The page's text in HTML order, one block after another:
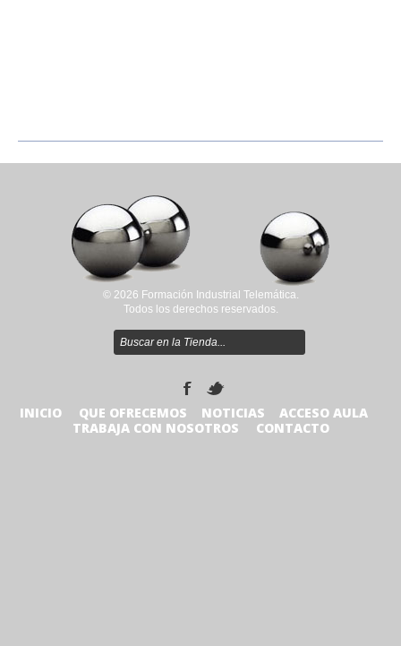
© 2026 Formación Industrial Telemática.
Todos los derechos reservados.
INICIO QUE OFRECEMOS NOTICIAS
ACCESO AULA
TRABAJA CON NOSOTROS
CONTACTO